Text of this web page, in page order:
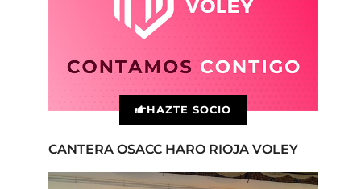
HAZTE SOCIO
CANTERA OSACC HARO RIOJA VOLEY